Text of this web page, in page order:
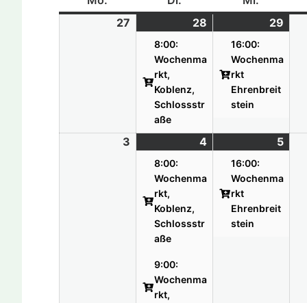
27
28
Veranstaltung)
8:00:
Wochenma
rkt,
Koblenz,
Schlossstr
aße
29
16:00:
Wochenma
rkt
Ehrenbreit
stein
3 4
Veranstaltungen)
8:00:
Wochenma
rkt,
Koblenz,
Schlossstr
aße
9:00:
Wochenma
rkt,
5
16:00:
Wochenma
rkt
Ehrenbreit
stein